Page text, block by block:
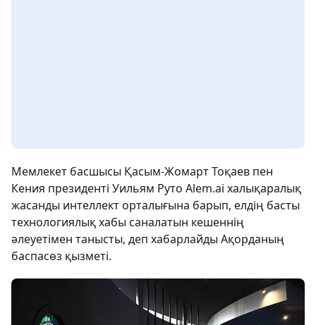
Мемлекет басшысы Қасым-Жомарт Тоқаев пен
Кения президенті Уильям Руто Alem.ai халықаралық
жасанды интеллект орталығына барып, елдің басты
технологиялық хабы саналатын кешеннің
әлеуетімен танысты, деп хабарлайды Ақорданың
баспасөз қызметі.